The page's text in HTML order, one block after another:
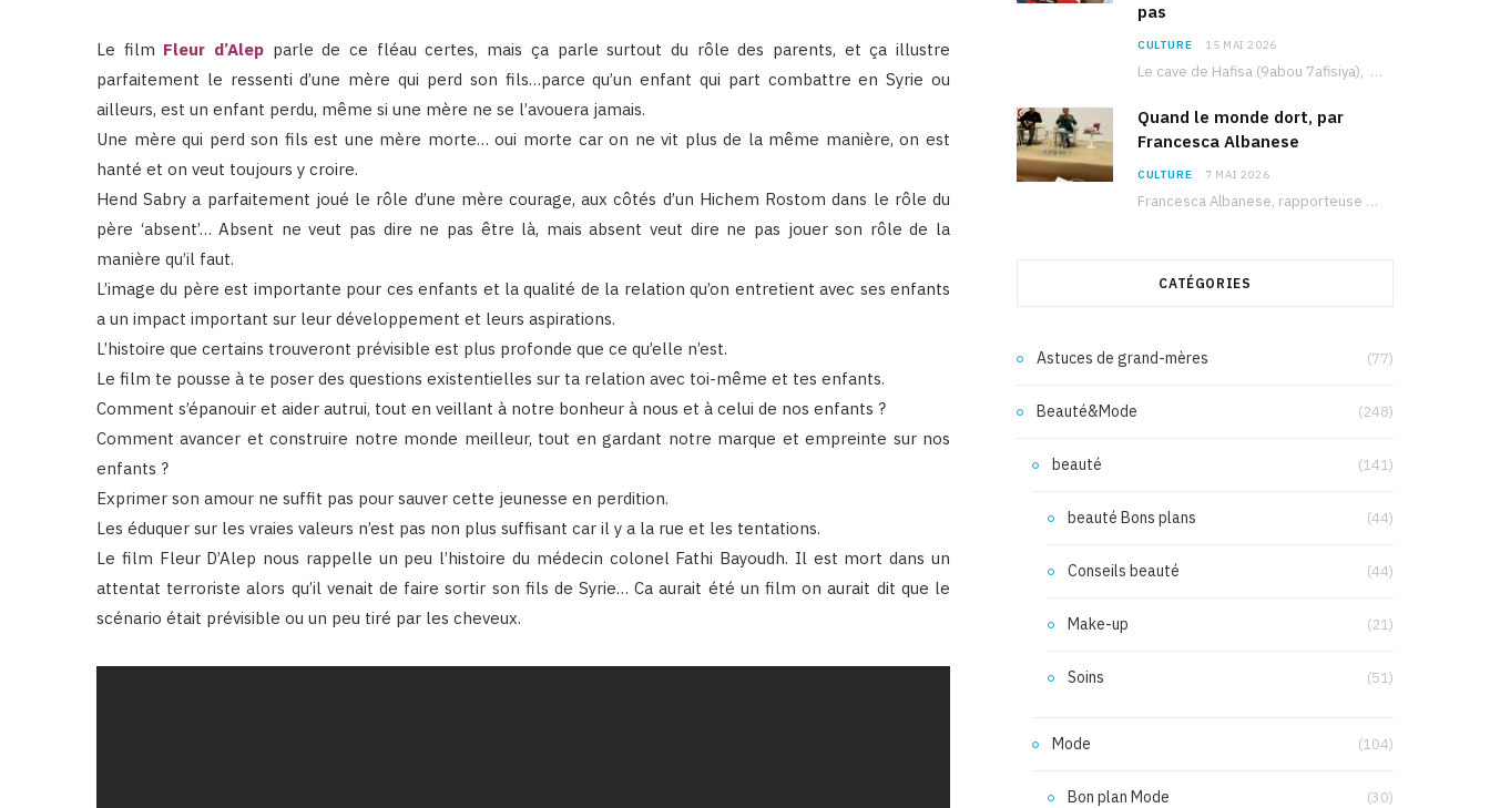
Le film Fleur d’Alep parle de ce fléau certes, mais ça parle surtout du rôle des parents, et ça illustre
parfaitement le ressenti d’une mère qui perd son fils…parce qu’un enfant qui part combattre en Syrie ou
ailleurs, est un enfant perdu, même si une mère ne se l’avouera jamais.
Une mère qui perd son fils est une mère morte… oui morte car on ne vit plus de la même manière, on est
hanté et on veut toujours y croire.
Hend Sabry a parfaitement joué le rôle d’une mère courage, aux côtés d’un Hichem Rostom dans le rôle du
père ‘absent’… Absent ne veut pas dire ne pas être là, mais absent veut dire ne pas jouer son rôle de la
manière qu’il faut.
L’image du père est importante pour ces enfants et la qualité de la relation qu’on entretient avec ses enfants
a un impact important sur leur développement et leurs aspirations.
L’histoire que certains trouveront prévisible est plus profonde que ce qu’elle n’est.
Le film te pousse à te poser des questions existentielles sur ta relation avec toi-même et tes enfants.
Comment s’épanouir et aider autrui, tout en veillant à notre bonheur à nous et à celui de nos enfants ?
Comment avancer et construire notre monde meilleur, tout en gardant notre marque et empreinte sur nos
enfants ?
Exprimer son amour ne suffit pas pour sauver cette jeunesse en perdition.
Les éduquer sur les vraies valeurs n’est pas non plus suffisant car il y a la rue et les tentations.
Le film Fleur D’Alep nous rappelle un peu l’histoire du médecin colonel Fathi Bayoudh. Il est mort dans un
attentat terroriste alors qu’il venait de faire sortir son fils de Syrie… Ca aurait été un film on aurait dit que le
scénario était prévisible ou un peu tiré par les cheveux.
pas
CULTURE 15 MAI 2026
Le cave de Hafisa (9abou 7afisiya), premier roman du journaliste tunisien Mohamed Amine Ben Hlel,…
Quand le monde dort, par
Francesca Albanese
CULTURE 7 MAI 2026
Francesca Albanese, rapporteuse spéciale de l’ONU sur les territoires palestiniens occupés, était à Tunis pour…
CATÉGORIES
Astuces de grand-mères (77)
Beauté&Mode (248)
beauté (141)
beauté Bons plans (44)
Conseils beauté (44)
Make-up (21)
Soins (51)
Mode (104)
Bon plan Mode (30)